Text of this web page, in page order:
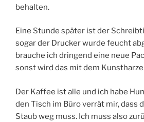
behalten.
Eine Stunde später ist der
sogar der Drucker wurde feucht
brauche ich dringend eine neue
sonst wird das mit dem
Der Kaffee ist alle und ich habe
den Tisch im Büro verrät mir, dass
Staub weg muss. Ich muss also